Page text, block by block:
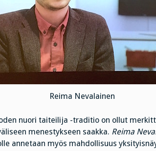
Reima Nevalainen
nuori taiteilija -traditio on ollut
menestykseen saakka. Reima
annetaan myös mahdollisuus